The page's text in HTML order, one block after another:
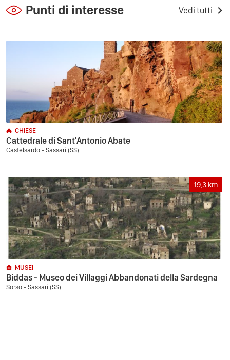
Punti di interesse Vedi tutti
CHIESE
Cattedrale di Sant'Antonio Abate
Castelsardo - Sassari (SS)
19,3 km
MUSEI
Biddas - Museo dei Villaggi Abbandonati della Sardegna
Sorso - Sassari (SS)